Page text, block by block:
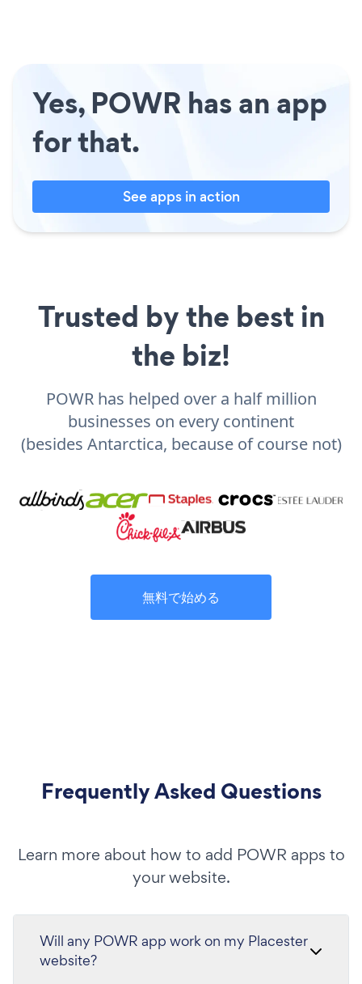
Yes, POWR has an app
for that.
See apps in action
Trusted by the best in
the biz!
POWR has helped over a half million
businesses on every continent
(besides Antarctica, because of course not)
無料で始める
Frequently Asked Questions
Learn more about how to add POWR apps to
your website.
Will any POWR app work on my Placester
website?